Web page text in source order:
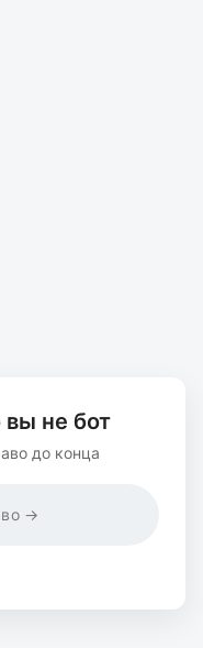
не бот
до конца
→